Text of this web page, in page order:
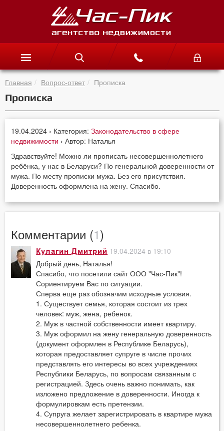
Главная Вопрос-ответ Прописка
Прописка
19.04.2024 › Категория:Законодательство в сфере
недвижимости › Автор: Наталья
Здравствуйте! Можно ли прописать несовершеннолетнего
ребёнка, у нас в Беларуси? По генеральной доверенности от
мужа. По месту прописки мужа. Без его присутствия.
Доверенность оформлена на жену. Спасибо.
Комментарии (1)
Кулагин Дмитрий 19.04.2024 в 19:10
Добрый день, Наталья!
Спасибо, что посетили сайт ООО "Час-Пик"!
Сориентируем Вас по ситуации.
Сперва еще раз обозначим исходные условия.
1. Существует семья, которая состоит из трех
человек: муж, жена, ребенок.
2. Муж в частной собственности имеет квартиру.
3. Муж оформил на жену генеральную доверенность
(документ оформлен в Республике Беларусь),
которая предоставляет супруге в числе прочих
представлять его интересы во всех учреждениях
Республики Беларусь, по вопросам связанным с
регистрацией. Здесь очень важно понимать, как
изложено предложение в доверенности. Иногда к
формулировкам есть претензии.
4. Супруга желает зарегистрировать в квартире мужа
несовершеннолетнего ребенка.